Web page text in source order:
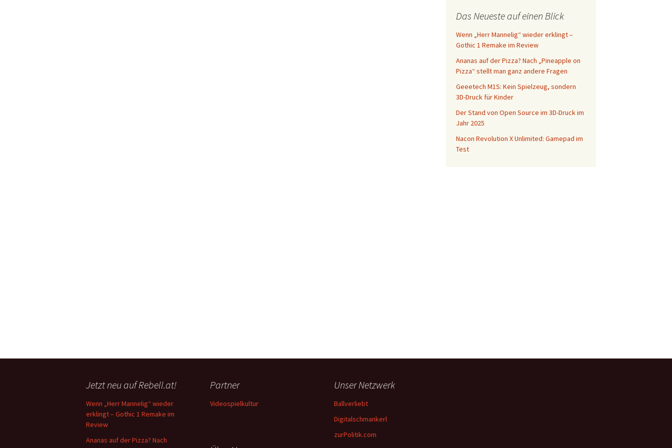
Das Neueste auf einen Blick
Wenn „Herr Mannelig“ wieder erklingt –
Gothic 1 Remake im Review
Ananas auf der Pizza? Nach „Pineapple on
Pizza“ stellt man ganz andere Fragen
Geeetech M1S: Kein Spielzeug, sondern
3D-Druck für Kinder
Der Stand von Open Source im 3D-Druck im
Jahr 2025
Nacon Revolution X Unlimited: Gamepad im
Test
Jetzt neu auf Rebell.at!
Wenn „Herr Mannelig“ wieder
erklingt – Gothic 1 Remake im
Review
Ananas auf der Pizza? Nach
Partner
Videospielkultur
Unser Netzwerk
Ballverliebt
Digitalschmankerl
zurPolitik.com